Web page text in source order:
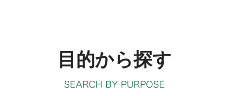
目的から探す